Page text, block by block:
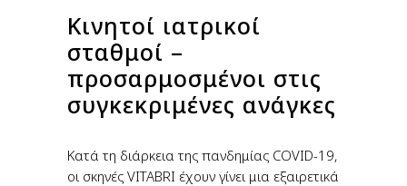
Κινητοί ιατρικοί
σταθμοί –
προσαρμοσμένοι στις
συγκεκριμένες ανάγκες
Κατά τη διάρκεια της πανδημίας COVID-19,
οι σκηνές VITABRI έχουν γίνει μια εξαιρετικά